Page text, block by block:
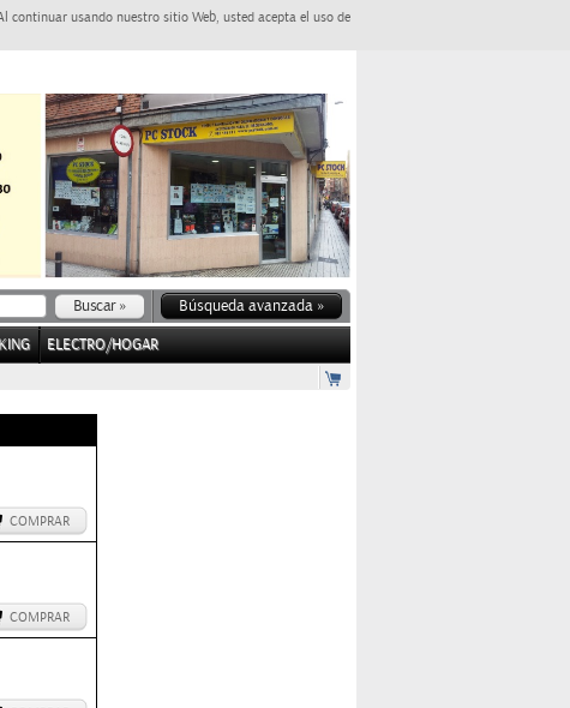
continuar usando nuestro sitio Web, usted acepta el uso de
Búsqueda avanzada »
ELECTRO/HOGAR
COMPRAR
COMPRAR